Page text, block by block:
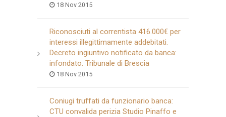
18 Nov 2015
Riconosciuti al correntista 416.000€ per
interessi illegittimamente addebitati.
Decreto ingiuntivo notificato da banca:
infondato. Tribunale di Brescia
18 Nov 2015
Coniugi truffati da funzionario banca:
CTU convalida perizia Studio Pinaffo e